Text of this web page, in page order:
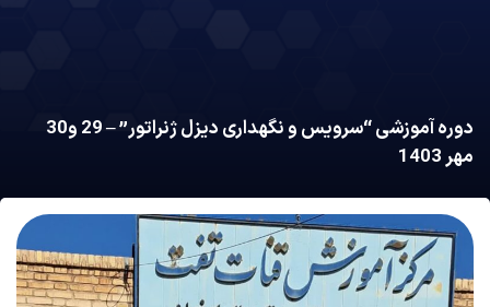
دوره آموزشی “سرویس و نگهداری دیزل ژنراتور” – 29 و30
مهر 1403